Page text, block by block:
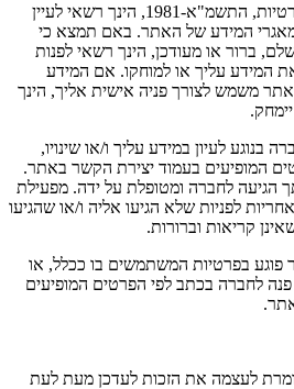
5.1. לפי חוק הגנת הפרטיות, התשמ"א-1981, הינך רשאי לעיין
המידע של האתר. באם תמצא כי
שלם, ברור או מעודכן, הינך רשאי לפנות
המידע עליך או למוחקו. אם המידע
משמש לצורך פניה אישית אליך, הינך
בנוגע לעיון במידע עליך ו/או שינויו,
המופיעים בעמוד יצירת הקשר באתר.
הגיעה לחברה ומטופלת על ידה. מפעילת
לפניות שלא הגיעו אליה ו/או שהגיעו
קריאות וברורות.
פוגע בפרטיות המשתמשים בו ככלל, או
לחברה בכתב לפי הפרטים המופיעים
לעצמה את הזכות לעדכן מעת לעת